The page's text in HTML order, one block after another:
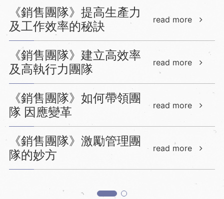
《銷售團隊》提高生產力
及工作效率的秘訣
read more
《銷售團隊》建立高效率
及高執行力團隊
read more
《銷售團隊》如何帶領團
隊 因應變革
read more
《銷售團隊》激勵管理團
隊的妙方
read more